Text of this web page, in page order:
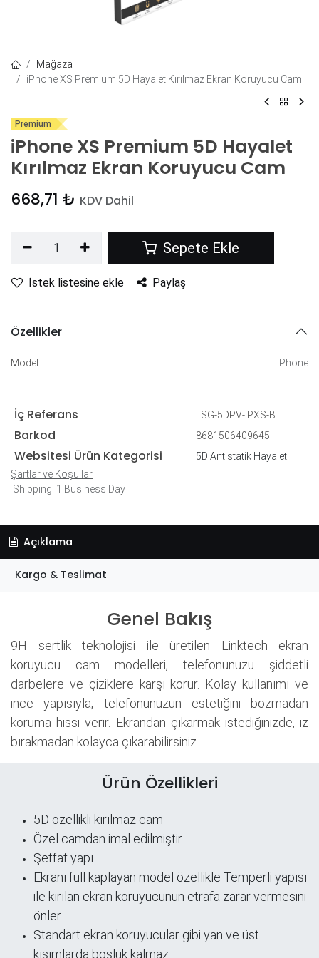
Mağaza
iPhone XS Premium 5D Hayalet Kırılmaz Ekran Koruyucu Cam
Premium
iPhone XS Premium 5D Hayalet
Kırılmaz Ekran Koruyucu Cam
668,71 ₺ KDV Dahil
Sepete Ekle
İstek listesine ekle Paylaş
Özellikler
Model iPhone
İç Referans LSG-5DPV-IPXS-B
Barkod 8681506409645
Websitesi Ürün Kategorisi
5D Antistatik Hayalet
Şartlar ve Koşullar
Shipping: 1 Business Day
Açıklama
Kargo & Teslimat
Genel Bakış
9H sertlik teknolojisi ile üretilen Linktech ekran
koruyucu cam modelleri, telefonunuzu şiddetli
darbelere ve çiziklere karşı korur. Kolay kullanımı ve
ince yapısıyla, telefonunuzun estetiğini bozmadan
koruma hissi verir. Ekrandan çıkarmak istediğinizde, iz
bırakmadan kolayca çıkarabilirsiniz.
Ürün Özellikleri
5D özellikli kırılmaz cam
Özel camdan imal edilmiştir
Şeffaf yapı
​Ekranı full kaplayan model özellikle Temperli yapısı
ile kırılan ekran koruyucunun etrafa zarar vermesini
önler
Standart ekran koruyucular gibi yan ve üst
kısımlarda boşluk kalmaz